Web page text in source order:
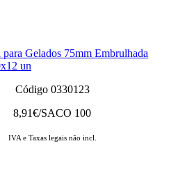
Gelados 75mm Embrulhada
un
Código 0330123
8,91€/SACO 100
IVA e Taxas legais não incl.